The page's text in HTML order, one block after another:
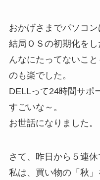
おかげさまでパソコン
結局ＯＳの初期化を
んなにたってないこ
のも楽でした。
DELLって24時間サポ
すごいな～。
お世話になりました。
さて、昨日から５連休
私は、買い物の「秋」